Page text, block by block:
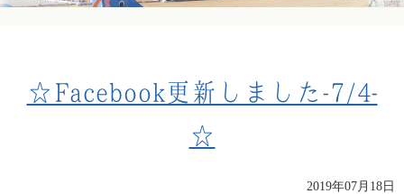
☆Facebook更新しました-7/4-
☆
2019年07月18日